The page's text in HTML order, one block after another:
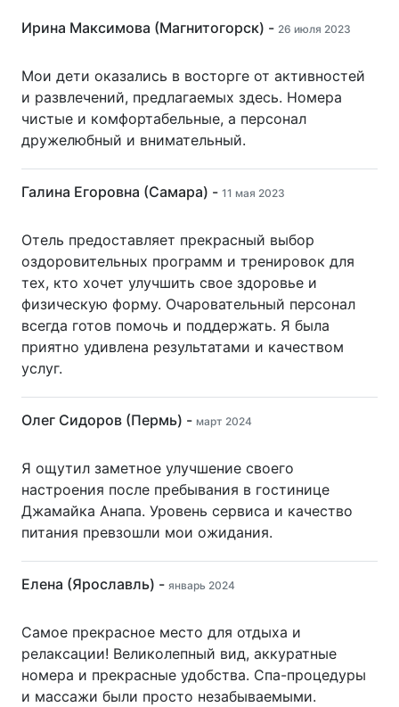
Ирина Максимова (Магнитогорск) - 26 июля 2023
Мои дети оказались в восторге от активностей
и развлечений, предлагаемых здесь. Номера
чистые и комфортабельные, а персонал
дружелюбный и внимательный.
Галина Егоровна (Самара) - 11 мая 2023
Отель предоставляет прекрасный выбор
оздоровительных программ и тренировок для
тех, кто хочет улучшить свое здоровье и
физическую форму. Очаровательный персонал
всегда готов помочь и поддержать. Я была
приятно удивлена результатами и качеством
услуг.
Олег Сидоров (Пермь) - март 2024
Я ощутил заметное улучшение своего
настроения после пребывания в гостинице
Джамайка Анапа. Уровень сервиса и качество
питания превзошли мои ожидания.
Елена (Ярославль) - январь 2024
Самое прекрасное место для отдыха и
релаксации! Великолепный вид, аккуратные
номера и прекрасные удобства. Спа-процедуры
и массажи были просто незабываемыми.